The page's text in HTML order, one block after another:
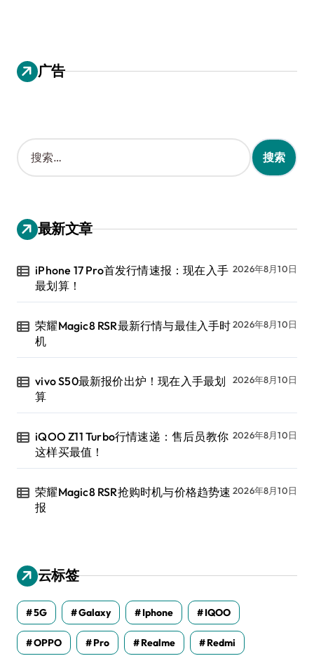
广告
搜
索
：
最新文章
iPhone 17 Pro首发行情速报：现在入手
最划算！
2026年8月10日
荣耀Magic8 RSR最新行情与最佳入手时
机
2026年8月10日
vivo S50最新报价出炉！现在入手最划
算
2026年8月10日
iQOO Z11 Turbo行情速递：售后员教你
这样买最值！
2026年8月10日
荣耀Magic8 RSR抢购时机与价格趋势速
报
2026年8月10日
云标签
5G Galaxy Iphone IQOO
OPPO Pro Realme Redmi